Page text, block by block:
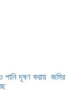
পানি দূষণ করায় জমির